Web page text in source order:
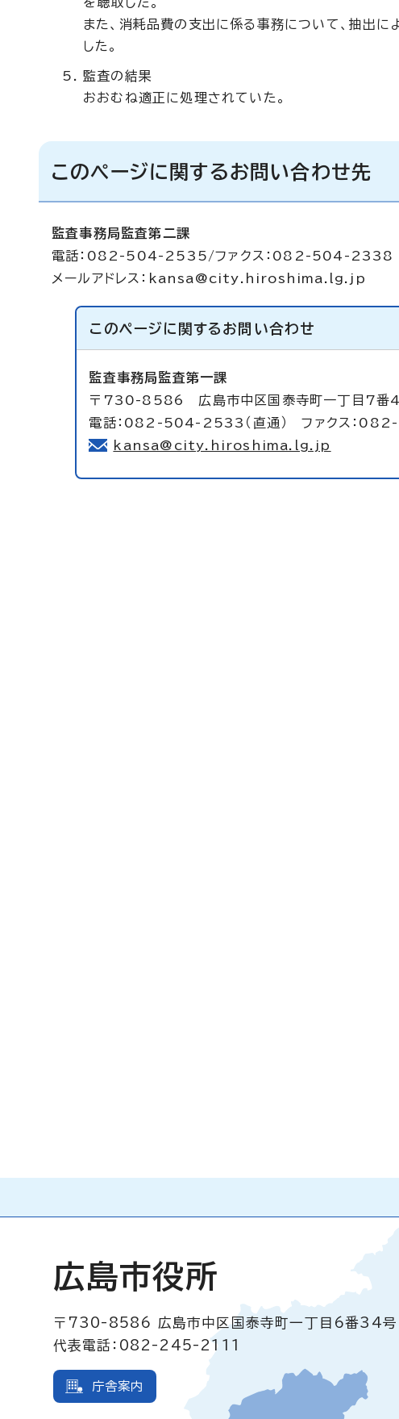
また、消耗品費の支出に係る事務について、抽出
した。
監査の結果
おおむね適正に処理されていた。
このページに関するお問い合わせ先
監査事務局監査第二課
電話：082-504-2535/ファクス：082-504-2338
メールアドレス： kansa@city.hiroshima.lg.jp
このページに関する お問い合わせ
監査事務局監査第一課
〒730-8586 広島市中区国泰寺町一丁目7番
電話：082-504-2533（直通） ファクス：
kansa@city.hiroshima.lg.jp
広島市役所
〒730-8586
広島市中区国泰寺町一丁目6番34号
代表電話：082-245-2111
庁舎案内